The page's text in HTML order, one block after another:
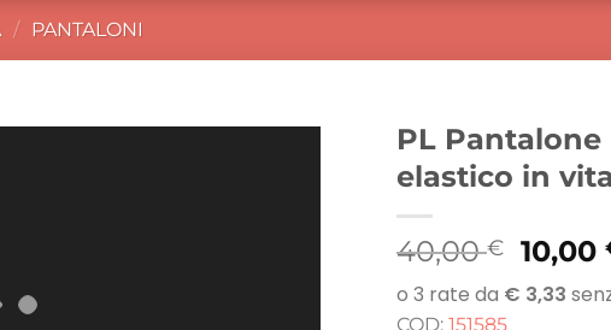
/ PANTALONI
PL
elastico in
40,00€
Il
prezzo
10,00
COD: 151585